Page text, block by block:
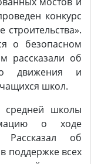
конкурс
о безопасном
рассказали об
движения и
школ.
средней школы
о ходе
Рассказал об
поддержке всех